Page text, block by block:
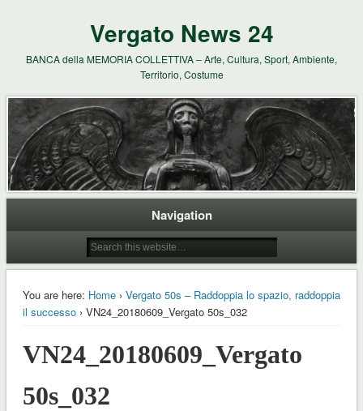
Vergato News 24
BANCA della MEMORIA COLLETTIVA – Arte, Cultura, Sport, Ambiente,
Territorio, Costume
Navigation
You are here: Home› Vergato 50s – Raddoppia lo spazio, raddoppia
il successo› VN24_20180609_Vergato 50s_032
VN24_20180609_Vergato
50s_032